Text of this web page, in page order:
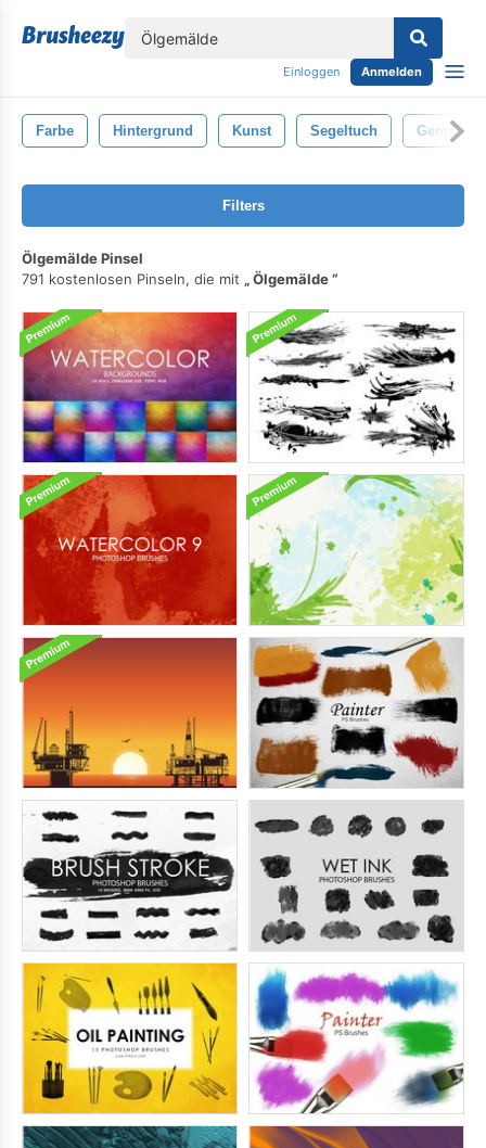
Einloggen Anmelden
Farbe Hintergrund Kunst Segeltuch Gemälde
Filters
Ölgemälde Pinsel
791 kostenlosen Pinseln, die mit
Ölgemälde